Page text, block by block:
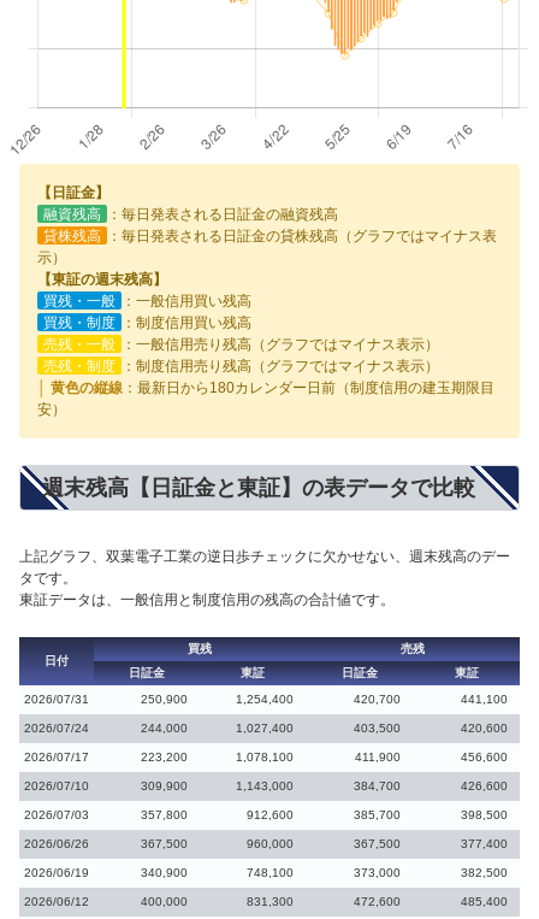
【日証金】
融資残高
：毎日発表される日証金の融資残高
貸株残高
：毎日発表される日証金の貸株残高（グラフではマイナス表
示）
【東証の週末残高】
買残・一般
：一般信用買い残高
買残・制度
：制度信用買い残高
売残・一般
：一般信用売り残高（グラフではマイナス表示）
売残・制度
：制度信用売り残高（グラフではマイナス表示）
│ 黄色の縦線 ：最新日から180カレンダー日前（制度信用の建玉期限目
安）
週末残高【日証金と東証】の表データで比較
上記グラフ、双葉電子工業の逆日歩チェックに欠かせない、週末残高のデー
タです。
東証データは、一般信用と制度信用の残高の合計値です。
日付
買残
売残
日証金
東証 日証金
東証
2026/07/31
250,900 1,254,400 420,700 441,100
2026/07/24 244,000 1,027,400 403,500 420,600
2026/07/17 223,200 1,078,100 411,900 456,600
2026/07/10 309,900 1,143,000 384,700 426,600
2026/07/03 357,800 912,600 385,700 398,500
2026/06/26 367,500 960,000 367,500 377,400
2026/06/19 340,900 748,100 373,000 382,500
2026/06/12 400,000 831,300 472,600 485,400